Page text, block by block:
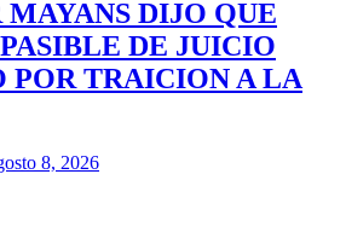
MAYANS DIJO QUE
DE JUICIO
POR TRAICION A LA
8, 2026